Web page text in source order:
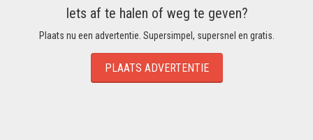
Iets af te halen of weg te geven?
Plaats nu een advertentie. Supersimpel, supersnel en gratis.
PLAATS ADVERTENTIE